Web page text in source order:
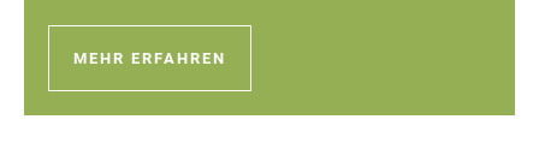
MEHR ERFAHREN